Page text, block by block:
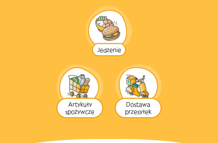
Jedzenie
Artykuły
spożywcze
Dostawa
przesyłek